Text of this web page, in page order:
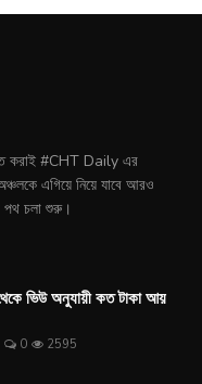
করাই #CHT Daily এর
এগিয়ে নিয়ে যাবে আরও
পথ চলা শুরু।
ভিউ অনুযায়ী কত টাকা আয়
0 2595